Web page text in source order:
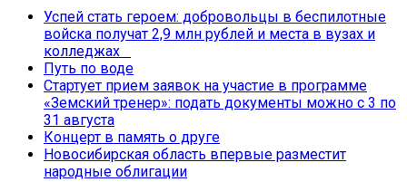
Успей стать героем: добровольцы в беспилотные
войска получат 2,9 млн рублей и места в вузах и
колледжах
Путь по воде
Стартует прием заявок на участие в программе
«Земский тренер»: подать документы можно с 3 по
31 августа
Концерт в память о друге
Новосибирская область впервые разместит
народные облигации